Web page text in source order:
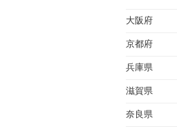
大阪府
京都府
兵庫県
滋賀県
奈良県